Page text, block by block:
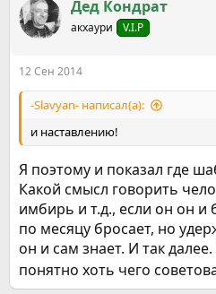
к
ц
и
Дед Кондрат
акхаури V.I.P
12 Сен 2014
-Slavyan- написал(а):
и наставлению!
Я поэтому и показал где
Какой смысл говорить
имбирь и т.д., если он он и
по месяцу бросает, но
он и сам знает. И так
понятно хоть чего